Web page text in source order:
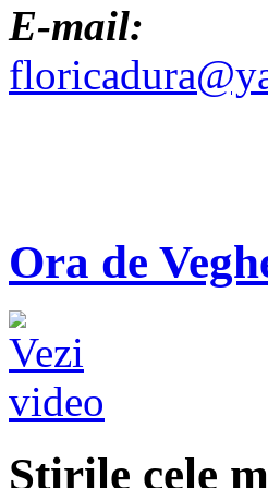
E-mail:
Ora de
Ştirile cele